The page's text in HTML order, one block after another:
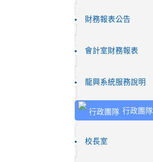
財務報表公告
會計室財務報表
龍興系統服務說明
行政團隊
校長室